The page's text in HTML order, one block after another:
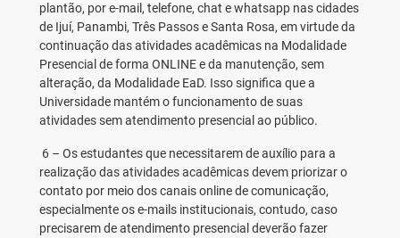
plantão, por e-mail, telefone, chat e whatsapp nas cidades
de Ijuí, Panambi, Três Passos e Santa Rosa, em virtude da
continuação das atividades acadêmicas na Modalidade
Presencial de forma ONLINE e da manutenção, sem
alteração, da Modalidade EaD. Isso significa que a
Universidade mantém o funcionamento de suas
atividades sem atendimento presencial ao público.
6 – Os estudantes que necessitarem de auxílio para a
realização das atividades acadêmicas devem priorizar o
contato por meio dos canais online de comunicação,
especialmente os e-mails institucionais, contudo, caso
precisarem de atendimento presencial deverão fazer